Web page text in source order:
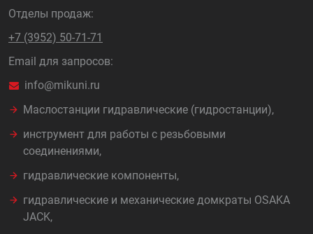
Отделы продаж:
+7 (3952) 50-71-71
Email для запросов:
info@mikuni.ru
Маслостанции гидравлические (гидростанции),
инструмент для работы с резьбовыми
соединениями,
гидравлические компоненты,
гидравлические и механические домкраты OSAKA
JACK,